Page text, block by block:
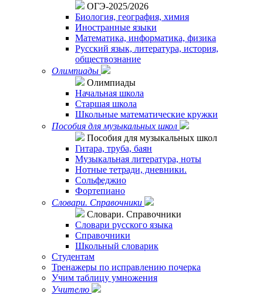
ОГЭ-2025/2026
Биология, география, химия
Иностранные языки
Математика, информатика, физика
Русский язык, литература, история,
обществознание
Олимпиады
Олимпиады
Начальная школа
Старшая школа
Школьные математические кружки
Пособия для музыкальных школ
Пособия для музыкальных школ
Гитара, труба, баян
Музыкальная литература, ноты
Нотные тетради, дневники.
Сольфеджио
Фортепиано
Словари. Справочники
Словари. Справочники
Словари русского языка
Справочники
Школьный словарик
Студентам
Тренажеры по исправлению почерка
Учим таблицу умножения
Учителю